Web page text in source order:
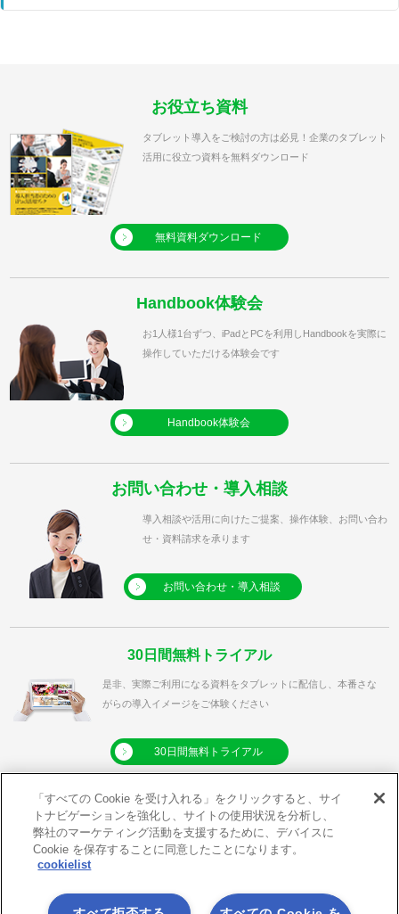
お役立ち資料
タブレット導入をご検討の方は必見！企業のタブレット
活用に役立つ資料を無料ダウンロード
無料資料ダウンロード
Handbook体験会
お1人様1台ずつ、iPadとPCを利用しHandbookを実際に
操作していただける体験会です
Handbook体験会
お問い合わせ・導入相談
導入相談や活用に向けたご提案、操作体験、お問い合わ
せ・資料請求を承ります
お問い合わせ・導入相談
30日間無料トライアル
是非、実際ご利用になる資料をタブレットに配信し、本番さな
がらの導入イメージをご体験ください
30日間無料トライアル
利用規約 プライバシーポリシー
クッキーポリシー
メールマガジン解除 サイトマップ
「すべての Cookie を受け入れる」をクリックすると、サイ
トナビゲーションを強化し、サイトの使用状況を分析し、
弊社のマーケティング活動を支援するために、デバイスに
Cookie を保存することに同意したことになります。
cookielist